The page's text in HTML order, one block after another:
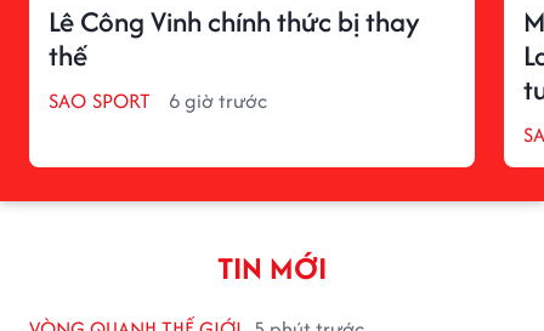
Lê Công Vinh chính thức bị thay
thế
SAO SPORT 6 giờ trước
TIN MỚI